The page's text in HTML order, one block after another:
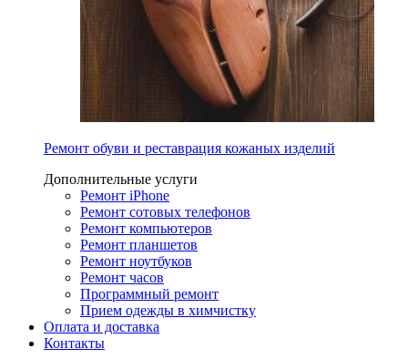
Ремонт обуви и реставрация кожаных изделий
Дополнительные услуги
Ремонт iPhone
Ремонт сотовых телефонов
Ремонт компьютеров
Ремонт планшетов
Ремонт ноутбуков
Ремонт часов
Программный ремонт
Прием одежды в химчистку
Оплата и доставка
Контакты